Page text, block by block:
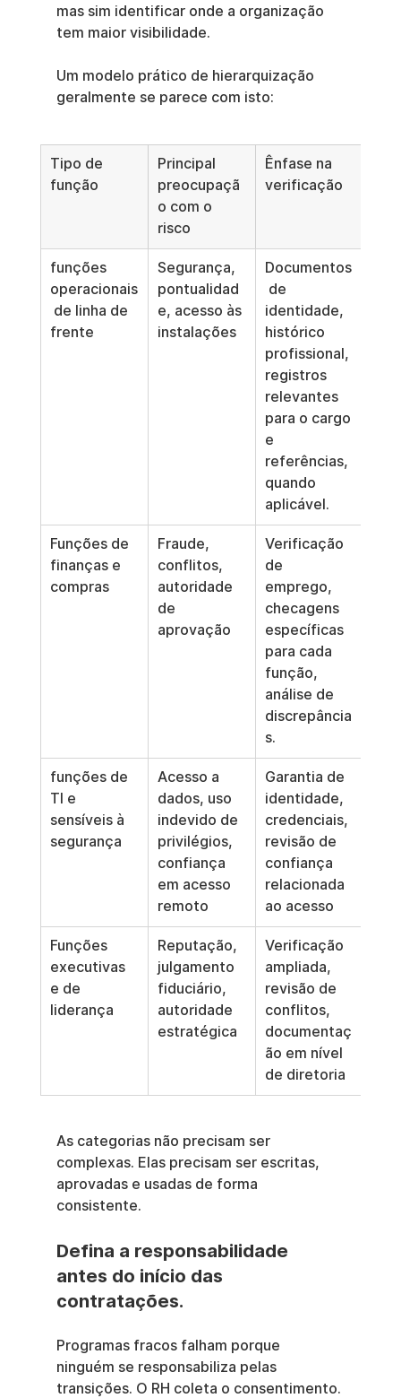
mas sim identificar onde a organização
tem maior visibilidade.
Um modelo prático de hierarquização
geralmente se parece com isto:
Tipo de
função
Principal
preocupaçã
o com o
risco
Ênfase na
verificação
funções
operacionais
de linha de
frente
Segurança,
pontualidad
e, acesso às
instalações
Documentos
de
identidade,
histórico
profissional,
registros
relevantes
para o cargo
e
referências,
quando
aplicável.
Funções de
finanças e
compras
Fraude,
conflitos,
autoridade
de
aprovação
Verificação
de
emprego,
checagens
específicas
para cada
função,
análise de
discrepância
s.
funções de
TI e
sensíveis à
segurança
Acesso a
dados, uso
indevido de
privilégios,
confiança
em acesso
remoto
Garantia de
identidade,
credenciais,
revisão de
confiança
relacionada
ao acesso
Funções
executivas
e de
liderança
Reputação,
julgamento
fiduciário,
autoridade
estratégica
Verificação
ampliada,
revisão de
conflitos,
documentaç
ão em nível
de diretoria
As categorias não precisam ser
complexas. Elas precisam ser escritas,
aprovadas e usadas de forma
consistente.
Defina a responsabilidade
antes do início das
contratações.
Programas fracos falham porque
ninguém se responsabiliza pelas
transições. O RH coleta o consentimento.